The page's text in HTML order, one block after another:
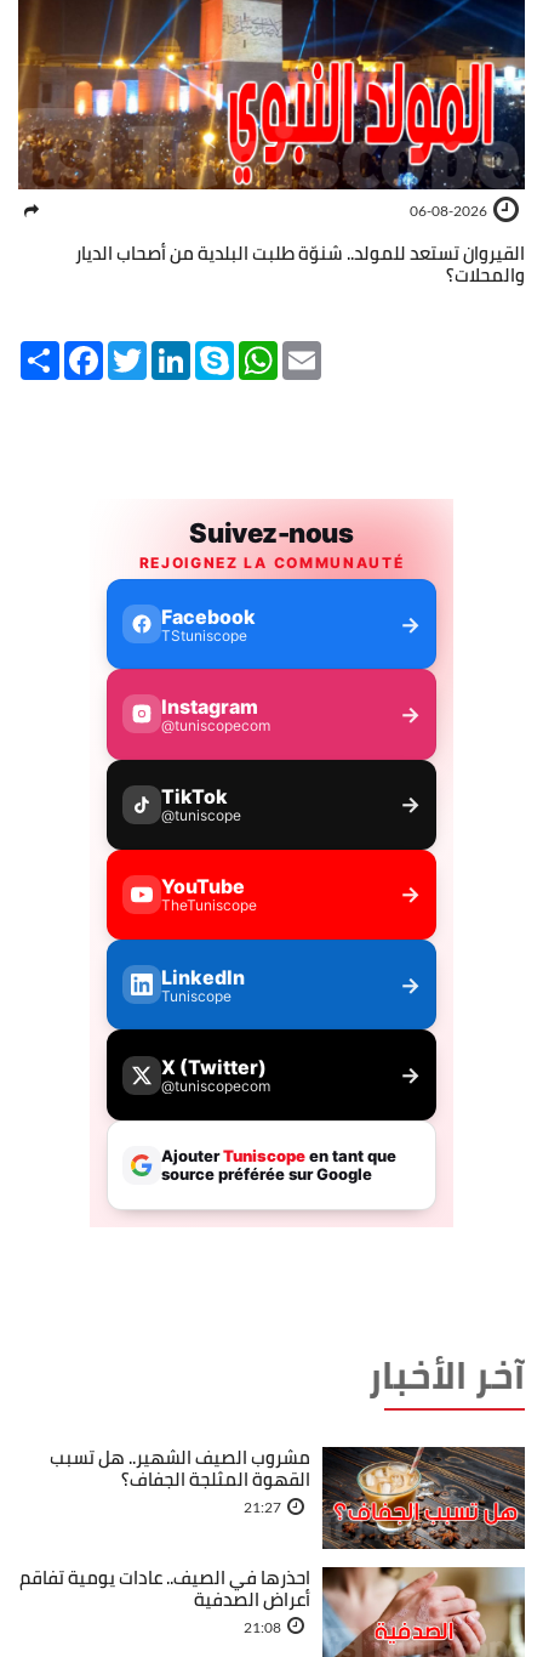
06-08-2026
القيروان تستعد للمولد.. شنوّة طلبت البلدية من أصحاب الديار
والمحلات؟
Share FacebookTwitterLinkedInSkype WhatsApp
آخر الأخبار
مشروب الصيف الشهير.. هل تسبب
القهوة المثلجة الجفاف؟
21:27
احذرها في الصيف.. عادات يومية تفاقم
أعراض الصدفية
21:08